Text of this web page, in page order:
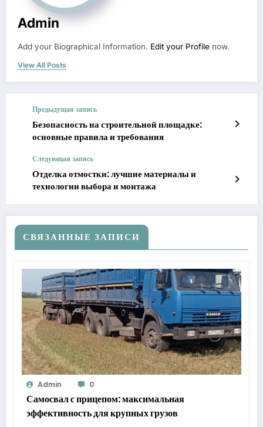
Admin
Add your Biographical Information. Edit your Profile now.
View All Posts
Предыдущая запись
Безопасность на строительной площадке:
основные правила и требования
Следующая запись
Отделка отмостки: лучшие материалы и
технологии выбора и монтажа
СВЯЗАННЫЕ ЗАПИСИ
Admin 0
Самосвал с прицепом: максимальная
эффективность для крупных грузов